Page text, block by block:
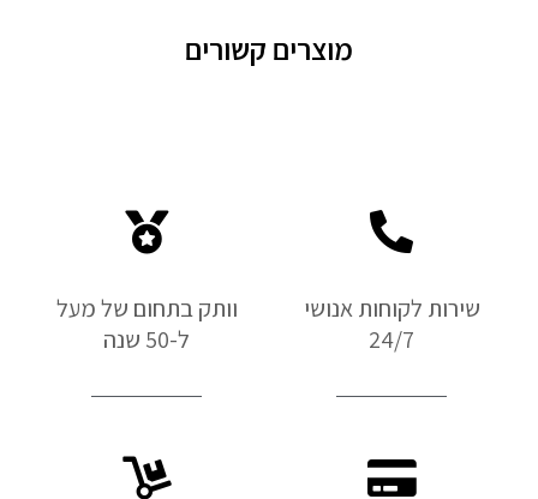
מוצרים קשורים
שירות לקוחות אנושי
24/7
וותק בתחום של מעל
ל-50 שנה